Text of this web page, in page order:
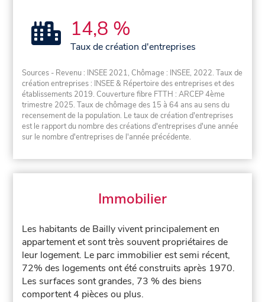
14,8 %
Taux de création d'entreprises
Sources - Revenu : INSEE 2021, Chômage : INSEE, 2022. Taux de
création entreprises : INSEE & Répertoire des entreprises et des
établissements 2019. Couverture fibre FTTH : ARCEP 4ème
trimestre 2025. Taux de chômage des 15 à 64 ans au sens du
recensement de la population. Le taux de création d'entreprises
est le rapport du nombre des créations d'entreprises d'une année
sur le nombre d'entreprises de l'année précédente.
Immobilier
Les habitants de Bailly vivent principalement en
appartement et sont très souvent propriétaires de
leur logement. Le parc immobilier est semi récent,
72% des logements ont été construits après 1970.
Les surfaces sont grandes, 73 % des biens
comportent 4 pièces ou plus.